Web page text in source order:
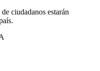
ciudadanos estarán